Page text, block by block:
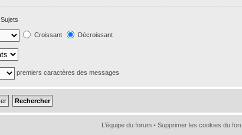
Sujets
Croissant Décroissant
premiers caractères des messages
L’équipe du forum • Supprimer les cookies du